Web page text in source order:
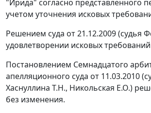
"Ирида" согласно представленного
учетом уточнения исковых
Решением суда от 21.12.2009 (судья
удовлетворении исковых
Постановлением Семнадцатого
апелляционного суда от 11.03.2010
Хаснуллина Т.Н., Никольская Е.О.)
без изменения.